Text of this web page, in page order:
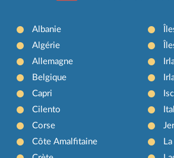
Albanie
Algérie
Allemagne
Belgique
Capri
Cilento
Corse
Côte Amalfitaine